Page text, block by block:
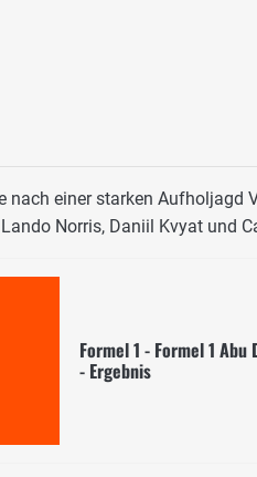
nach einer starken Aufholjagd
Norris, Daniil Kvyat und
Formel 1 - Formel 1 Abu
- Ergebnis